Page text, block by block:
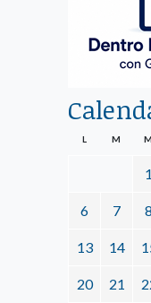
L M M
1
6 7 8
13 14
20 21